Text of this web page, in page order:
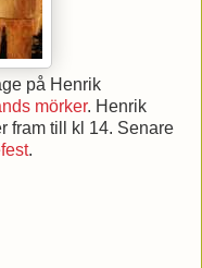
på Henrik
mörker. Henrik
fram till kl 14. Senare
.